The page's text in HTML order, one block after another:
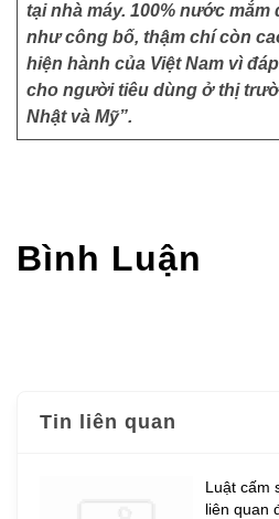
tại nhà máy. 100% nước mắm
như công bố, thậm chí còn
hiện hành của Việt Nam vì
cho người tiêu dùng ở thị
Nhật và Mỹ”.
Bình Luận
Tin liên quan
Luật cấm
liên quan